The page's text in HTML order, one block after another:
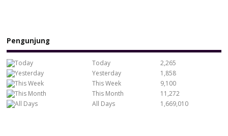
Pengunjung
Today
2,265
Yesterday
1,858
This Week
9,100
This Month
11,272
All Days
1,669,010